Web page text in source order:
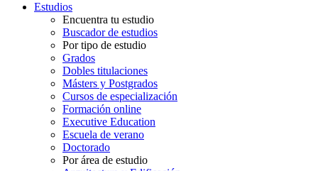
Estudios
Encuentra tu estudio
Buscador de estudios
Por tipo de estudio
Grados
Dobles titulaciones
Másters y Postgrados
Cursos de especialización
Formación online
Executive Education
Escuela de verano
Doctorado
Por área de estudio